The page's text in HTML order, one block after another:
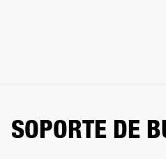
SOPORTE DE